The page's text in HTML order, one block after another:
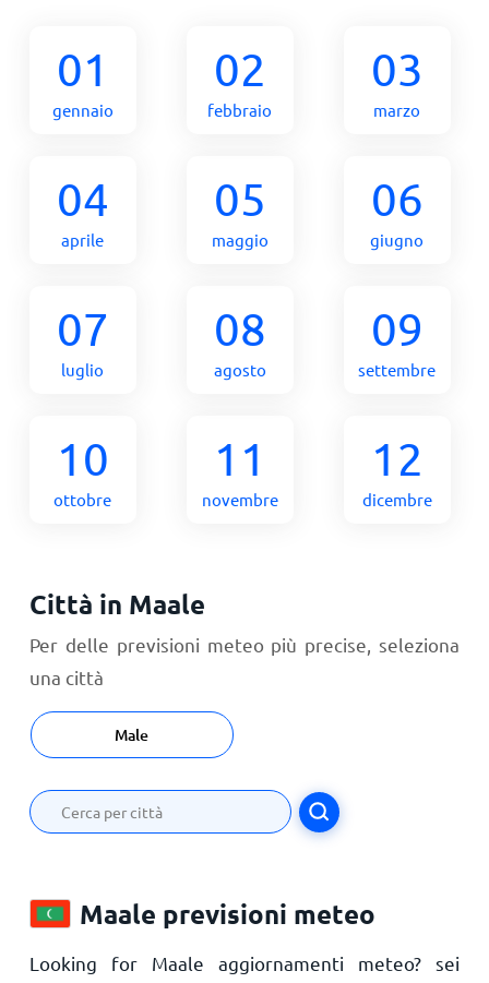
01
gennaio
02
febbraio
03
marzo
04
aprile
05
maggio
06
giugno
07
luglio
08
agosto
09
settembre
10
ottobre
11
novembre
12
dicembre
Città in Maale
Per delle previsioni meteo più precise, seleziona
una città
Male
Maale previsioni meteo
Looking for Maale aggiornamenti meteo? sei